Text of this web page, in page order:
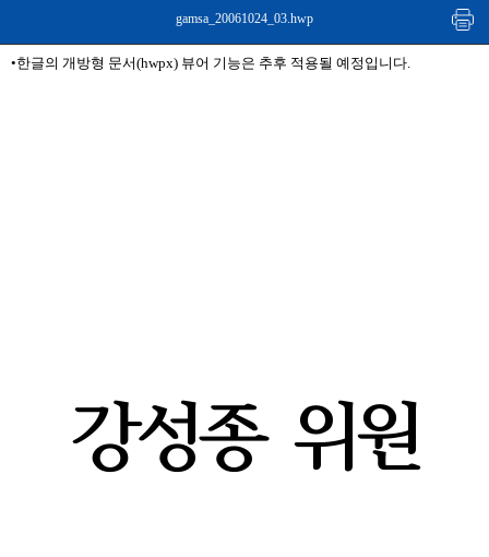
gamsa_20061024_03.hwp
•한글의 개방형 문서(hwpx) 뷰어 기능은 추후 적용될 예정입니다.